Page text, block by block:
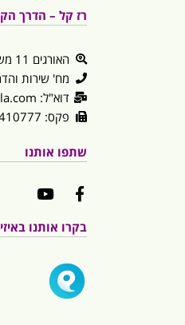
רז קל – הדרך
האורגים 11 משרדים 5013 אשדוד
מח' שירות והדרכה: 074-
דוא"ל: raz_kal@walla.com
פקס: 073-2410777
שתפו אותנו
בקרו אותנו באיזי